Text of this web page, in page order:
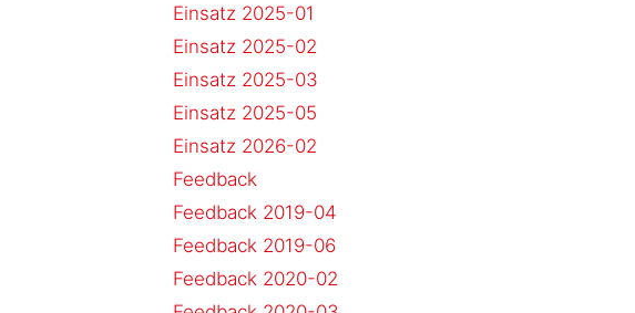
Einsatz 2025-01
Einsatz 2025-02
Einsatz 2025-03
Einsatz 2025-05
Einsatz 2026-02
Feedback
Feedback 2019-04
Feedback 2019-06
Feedback 2020-02